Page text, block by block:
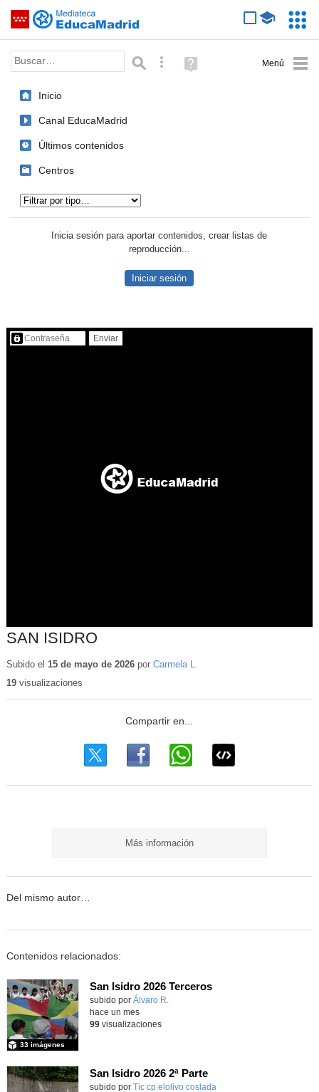
Saltar navegación
Palabra o frase: Búsqueda avanzada
Ayuda
(en
Inicio
Canal EducaMadrid
Últimos contenidos
Centros
Inicia sesión para aportar contenidos, crear listas de
reproducción...
Iniciar sesión
Contenido protegido…
SAN ISIDRO
Subido el 15 de mayo de 2026por Carmela L.
19visualizaciones
Más información
Del mismo autor…
Contenidos relacionados:
San Isidro 2026 Terceros
Contenido educativo.
subido por Álvaro R.
33 imágenes
hace un mes
99visualizaciones
San Isidro 2026 2ª Parte
subido por Tic cp elolivo coslada